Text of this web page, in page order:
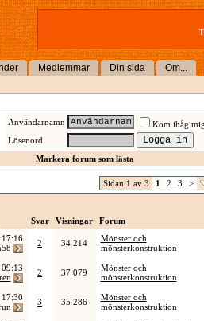
Medlemmar Din sida Om...
Användarnamn
Kom ihåg
Lösenord
Markera forum som lästa
Sidan 1 av 3 1 2 3 >
Svar Visningar
Forum
17:16
2 34 214
Mönster och
mönsterkonstruktion
09:13
2 37 079
Mönster och
mönsterkonstruktion
17:30
3 35 286
Mönster och
mönsterkonstruktion